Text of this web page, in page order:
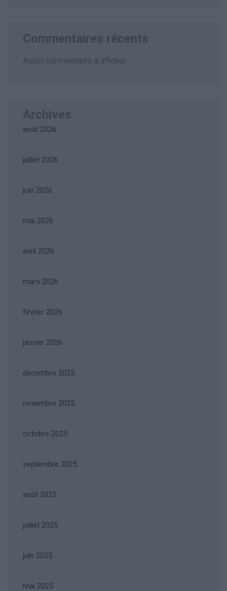
Commentaires récents
Aucun commentaire à afficher.
Archives
août 2026
juillet 2026
juin 2026
mai 2026
avril 2026
mars 2026
février 2026
janvier 2026
décembre 2025
novembre 2025
octobre 2025
septembre 2025
août 2025
juillet 2025
juin 2025
mai 2025